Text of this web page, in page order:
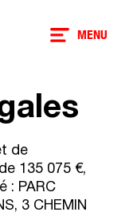
MENU
de
135 075 €,
: PARC
3 CHEMIN